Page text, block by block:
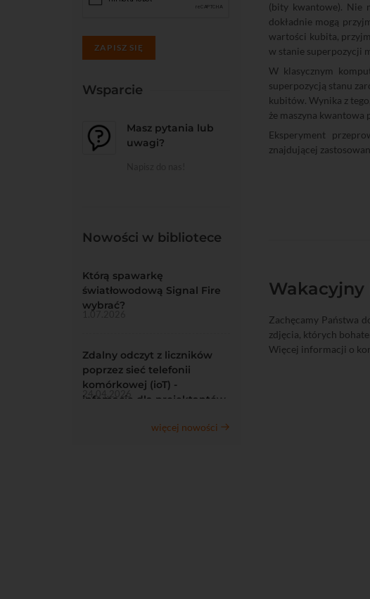
(bity kwantowe). Nie
dokładnie mogą
wartości kubita,
w stanie superpozycji
W klasycznym
superpozycją stanu
kubitów. Wynika z
że maszyna
Eksperyment
znajdującej
Wakacyjny
Zachęcamy Państwa
zdjęcia, których
Więcej informacji o
ZAPISZ SIĘ
Wsparcie
Masz pytania lub
uwagi?
Nowości w bibliotece
Którą spawarkę
światłowodową Signal Fire
wybrać?
1.07.2026
Zdalny odczyt z liczników
poprzez sieć telefonii
komórkowej (ioT) -
infomacje dla projektantów
24.04.2026
więcej nowości